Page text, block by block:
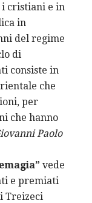
cristiani e in
in
del regime
di
consiste in
che
per
che hanno
Paolo
vede
e premiati
Treizeci